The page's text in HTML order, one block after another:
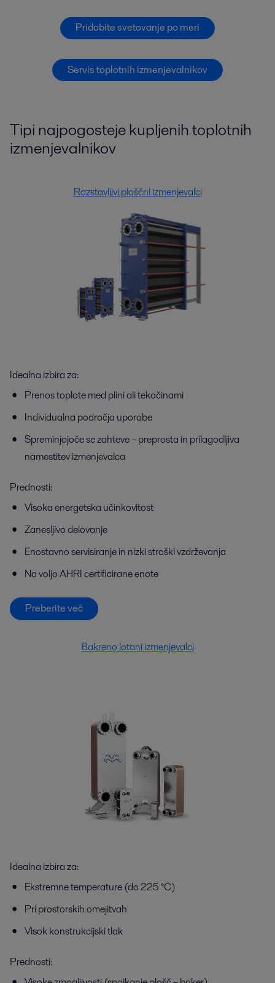
Pridobite svetovanje po meri
Servis toplotnih izmenjevalnikov
Tipi najpogosteje kupljenih toplotnih
izmenjevalnikov
Razstavljivi ploščni izmenjevalci
Idealna izbira za:
Prenos toplote med plini ali tekočinami
Individualna področja uporabe
Spreminjajoče se zahteve – preprosta in prilagodljiva
namestitev izmenjevalca
Prednosti:
Visoka energetska učinkovitost
Zanesljivo delovanje
Enostavno servisiranje in nizki stroški vzdrževanja
Na voljo AHRI certificirane enote
Preberite več
Bakreno lotani izmenjevalci
Idealna izbira za:
Ekstremne temperature (do 225 °C)
Pri prostorskih omejitvah
Visok konstrukcijski tlak
Prednosti: